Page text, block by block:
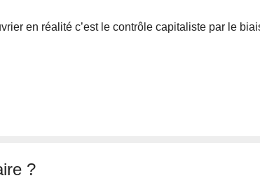
en réalité c’est le contrôle capitaliste par le
?